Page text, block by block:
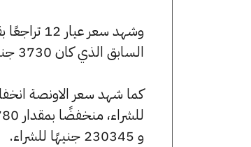
السابق الذي كان 3730 جنيهًا للبيع و3705 جنيهًا للشراء.
و 230345 جنيهًا للشراء.